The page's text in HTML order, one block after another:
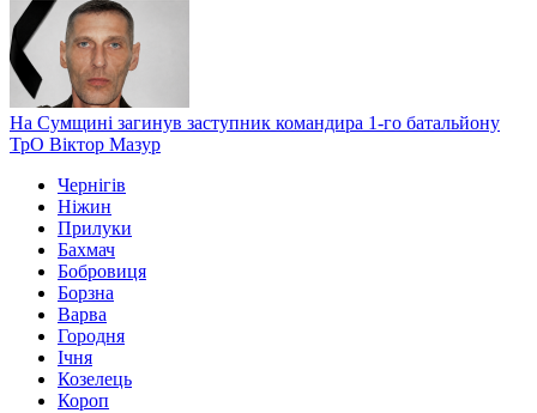
На Сумщині загинув заступник командира 1-го батальйону
ТрО Віктор Мазур
Чернігів
Ніжин
Прилуки
Бахмач
Бобровиця
Борзна
Варва
Городня
Ічня
Козелець
Короп